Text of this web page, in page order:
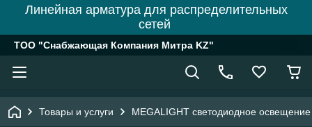
Линейная арматура для распределительных
сетей
ТОО "Снабжающая Компания Митра KZ"
Товары и услуги MEGALIGHT светодиодное освещение